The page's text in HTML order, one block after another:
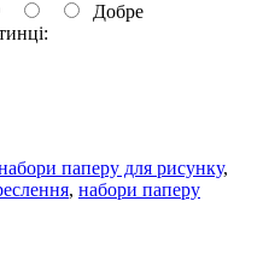
Добре
паперу для рисунку,
, набори паперу